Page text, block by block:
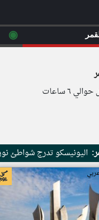
٦ ساعات
اليونيسكو تدرج شواطئ
◉